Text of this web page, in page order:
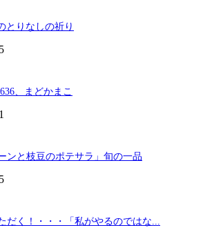
とりなしの祈り
、まどかまこ
ンと枝豆のポテサラ」旬の一品
く！・・・「私がやるのではな...